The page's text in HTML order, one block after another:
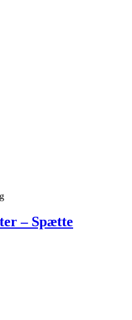
– Spætte